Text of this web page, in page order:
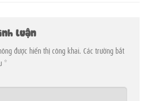
luận
được hiển thị công khai. Các trường bắt
*